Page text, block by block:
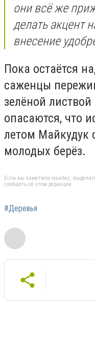
они всё же
делать акцент
внесение
Пока остаётся
саженцы
зелёной
опасаются, что
летом Майкудук
молодых берёз.
Если вы заметили ошибку,
сообщить об этом редакции
#Деревья